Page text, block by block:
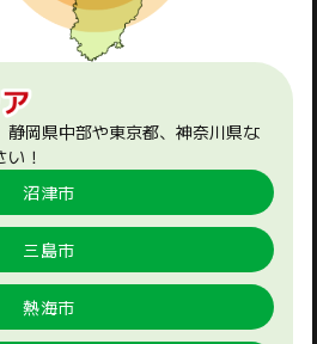
静岡県中部や東京都、神奈川県な
！
沼津市
三島市
熱海市